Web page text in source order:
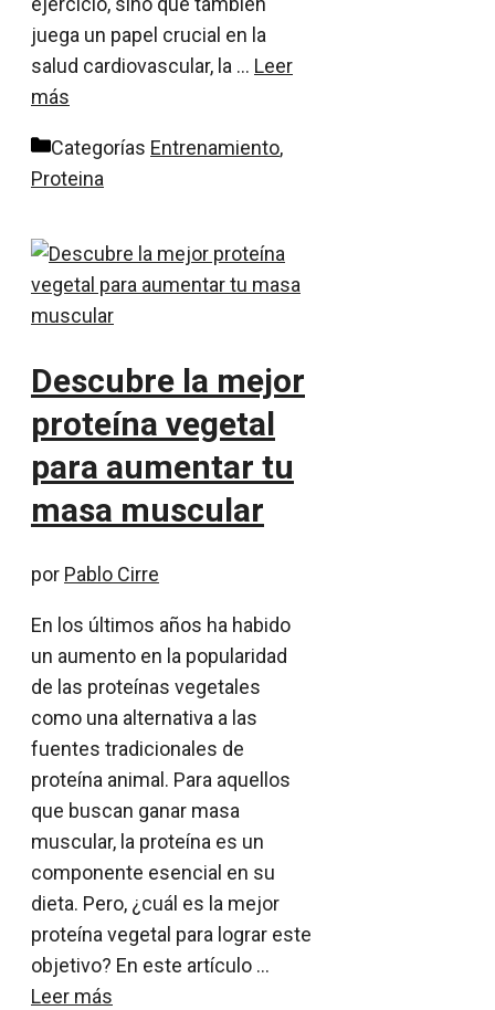
juega un papel crucial en la
salud cardiovascular, la … Leer
más
Categorías Entrenamiento,
Proteina
Descubre la mejor
proteína vegetal
para aumentar tu
masa muscular
por Pablo Cirre
En los últimos años ha habido
un aumento en la popularidad
de las proteínas vegetales
como una alternativa a las
fuentes tradicionales de
proteína animal. Para aquellos
que buscan ganar masa
muscular, la proteína es un
componente esencial en su
dieta. Pero, ¿cuál es la mejor
proteína vegetal para lograr este
objetivo? En este artículo …
Leer más